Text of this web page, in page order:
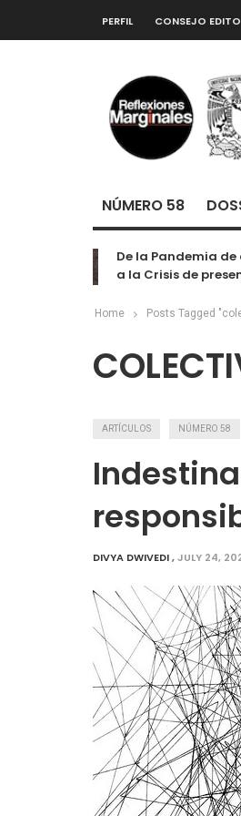
PERFIL CONSEJO
NÚMERO 58
De la Pandemia de
a la Crisis de
entretenimiento
Home Posts Tagged
ARTÍCULOS NÚMERO 58
DIVYA DWIVEDI,JULY 24,